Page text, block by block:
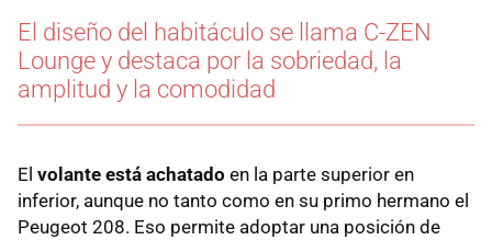
El diseño del habitáculo se llama C-ZEN
Lounge y destaca por la sobriedad, la
amplitud y la comodidad
El volante está achatado en la parte superior en
inferior, aunque no tanto como en su primo hermano el
Peugeot 208. Eso permite adoptar una posición de